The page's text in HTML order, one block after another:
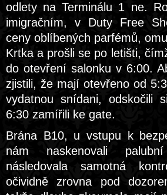
odlety na Terminálu 1 ne.
imigračním, v Duty Free
ceny oblíbených parfémů,
Krtka a prošli se po letišti,
do otevření salonku v 6:00.
zjistili, že mají otevřeno od
vydatnou snídani, odskočili
6:30 zamířili ke gate.
Brána B10, u vstupu k
nám naskenovali
následovala samotná
očividně zrovna pod